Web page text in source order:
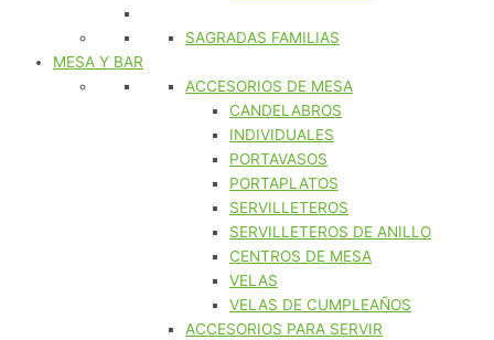
SAGRADAS FAMILIAS
MESA Y BAR
ACCESORIOS DE MESA
CANDELABROS
INDIVIDUALES
PORTAVASOS
PORTAPLATOS
SERVILLETEROS
SERVILLETEROS DE ANILLO
CENTROS DE MESA
VELAS
VELAS DE CUMPLEAÑOS
ACCESORIOS PARA SERVIR